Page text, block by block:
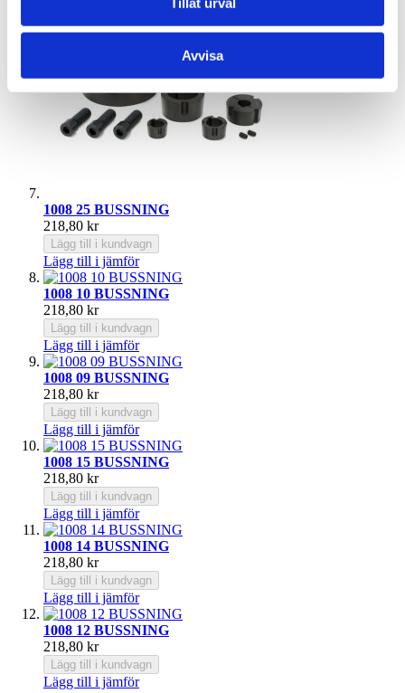
Avvisa
1008 25 BUSSNING
218,80 kr
Lägg till i kundvagn
Lägg till i jämför
1008 10 BUSSNING
218,80 kr
Lägg till i kundvagn
Lägg till i jämför
1008 09 BUSSNING
218,80 kr
Lägg till i kundvagn
Lägg till i jämför
1008 15 BUSSNING
218,80 kr
Lägg till i kundvagn
Lägg till i jämför
1008 14 BUSSNING
218,80 kr
Lägg till i kundvagn
Lägg till i jämför
1008 12 BUSSNING
218,80 kr
Lägg till i kundvagn
Lägg till i jämför